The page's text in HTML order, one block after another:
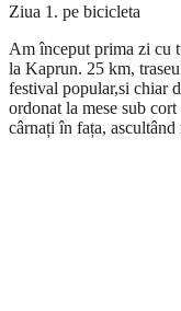
Ziua 1. pe bicicleta
Am început prima zi cu
la Kaprun. 25 km,
festival popular,si chiar
ordonat la mese sub
cârnați în fața,